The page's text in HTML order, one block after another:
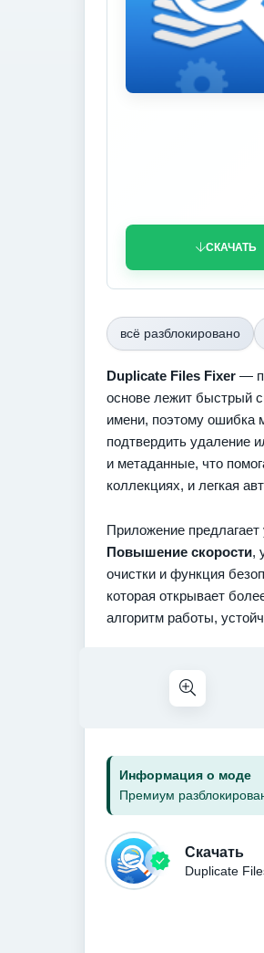
СКАЧАТЬ
всё разблокировано
Duplicate Files Fixer —
основе лежит быстрый
имени, поэтому ошибка
подтвердить удаление
и метаданные, что
коллекциях, и легкая
Приложение
Повышение скорости,
очистки и функция
которая открывает
алгоритм работы,
Информация о моде
Премиум
Скачать
Duplicate